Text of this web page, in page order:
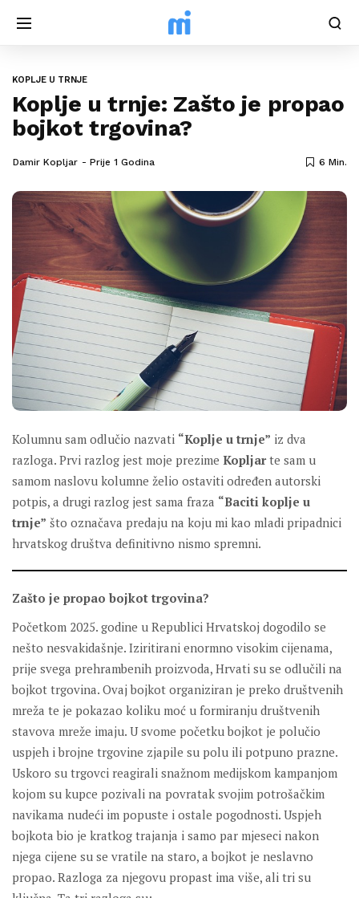
KOPLJE U TRNJE
Koplje u trnje: Zašto je propao
bojkot trgovina?
Damir Kopljar Prije 1 Godina 6 Min.
Kolumnu sam odlučio nazvati “Koplje u trnje” iz dva
razloga. Prvi razlog jest moje prezime Kopljarte sam u
samom naslovu kolumne želio ostaviti određen autorski
potpis, a drugi razlog jest sama fraza “Baciti koplje u
trnje” što označava predaju na koju mi kao mladi pripadnici
hrvatskog društva definitivno nismo spremni.
Zašto je propao bojkot trgovina?
Početkom 2025. godine u Republici Hrvatskoj dogodilo se
nešto nesvakidašnje. Iziritirani enormno visokim cijenama,
prije svega prehrambenih proizvoda, Hrvati su se odlučili na
bojkot trgovina. Ovaj bojkot organiziran je preko društvenih
mreža te je pokazao koliku moć u formiranju društvenih
stavova mreže imaju. U svome početku bojkot je polučio
uspjeh i brojne trgovine zjapile su polu ili potpuno prazne.
Uskoro su trgovci reagirali snažnom medijskom kampanjom
kojom su kupce pozivali na povratak svojim potrošačkim
navikama nudeći im popuste i ostale pogodnosti. Uspjeh
bojkota bio je kratkog trajanja i samo par mjeseci nakon
njega cijene su se vratile na staro, a bojkot je neslavno
propao. Razloga za njegovu propast ima više, ali tri su